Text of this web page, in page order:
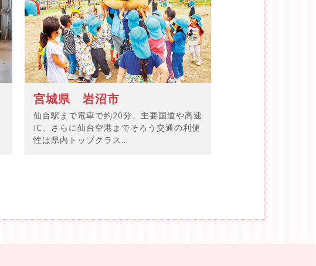
宮城県 岩沼市
仙台駅まで電車で約20分、主要国道や高速
IC、さらに仙台空港までそろう交通の利便
性は県内トップクラス...